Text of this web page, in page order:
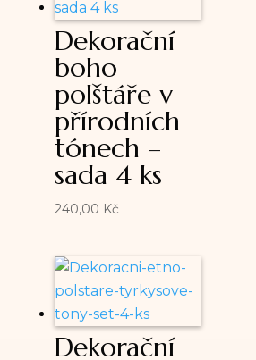
Dekorační
boho
polštáře v
přírodních
tónech –
sada 4 ks
240,00 Kč
Dekorační